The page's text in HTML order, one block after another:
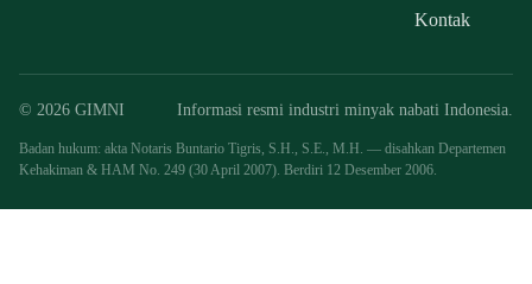
Kontak
© 2026 GIMNI Informasi resmi industri minyak nabati Indonesia.
Badan hukum: akta Notaris Buntario Tigris, S.H., S.E., M.H. — disahkan Departemen
Kehakiman & HAM No. 249 (30 April 2007). Berdiri 12 Desember 2006.